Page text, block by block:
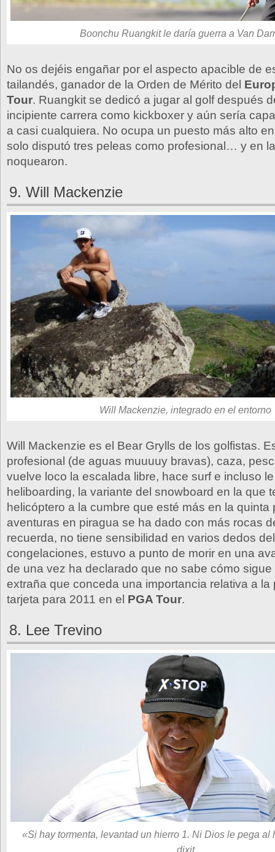
Boonchu Ruangkit le daría guerra a Van
No os dejéis engañar por el aspecto apacible de
tailandés, ganador de la Orden de Mérito del
Tour. Ruangkit se dedicó a jugar al golf después
incipiente carrera como kickboxer y aún sería
a casi cualquiera. No ocupa un puesto más alto
solo disputó tres peleas como profesional… y en
noquearon.
9. Will Mackenzie
Will Mackenzie, integrado en el entorno
Will Mackenzie es el Bear Grylls de los golfistas.
profesional (de aguas muuuuy bravas), caza,
vuelve loco la escalada libre, hace surf e incluso
heliboarding, la variante del snowboard en la que
helicóptero a la cumbre que esté más en la quinta
aventuras en piragua se ha dado con más rocas
recuerda, no tiene sensibilidad en varios dedos
congelaciones, estuvo a punto de morir en una
de una vez ha declarado que no sabe cómo
extraña que conceda una importancia relativa a la
tarjeta para 2011 en el PGA Tour.
8. Lee Trevino
«Si hay tormenta, levantad un hierro 1. Ni Dios le pega al
dixit